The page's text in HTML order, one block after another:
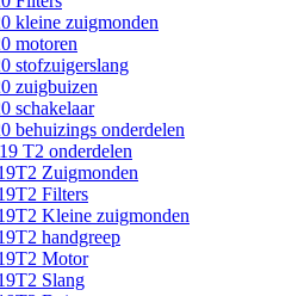
kleine zuigmonden
motoren
stofzuigerslang
zuigbuizen
schakelaar
behuizings onderdelen
T2 onderdelen
Zuigmonden
Filters
Kleine zuigmonden
handgreep
Motor
Slang